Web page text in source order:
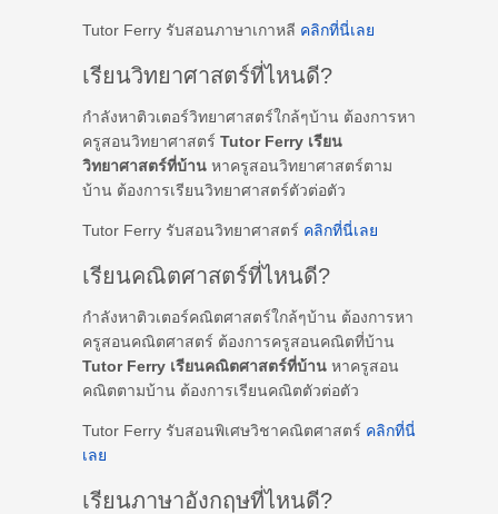
Tutor Ferry รับสอนภาษาเกาหลี คลิกที่นี่เลย
เรียนวิทยาศาสตร์ที่ไหนดี?
กำลังหาติวเตอร์วิทยาศาสตร์ใกล้ๆบ้าน ต้องการหา
ครูสอนวิทยาศาสตร์ Tutor Ferry เรียน
วิทยาศาสตร์ที่บ้าน หาครูสอนวิทยาศาสตร์ตาม
บ้าน ต้องการเรียนวิทยาศาสตร์ตัวต่อตัว
Tutor Ferry รับสอนวิทยาศาสตร์ คลิกที่นี่เลย
เรียนคณิตศาสตร์ที่ไหนดี?
กำลังหาติวเตอร์คณิตศาสตร์ใกล้ๆบ้าน ต้องการหา
ครูสอนคณิตศาสตร์ ต้องการครูสอนคณิตที่บ้าน
Tutor Ferry เรียนคณิตศาสตร์ที่บ้าน หาครูสอน
คณิตตามบ้าน ต้องการเรียนคณิตตัวต่อตัว
Tutor Ferry รับสอนพิเศษวิชาคณิตศาสตร์ คลิกที่นี่
เลย
เรียนภาษาอังกฤษที่ไหนดี?